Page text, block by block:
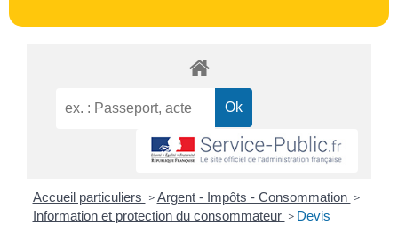
Accueil particuliers > Argent - Impôts - Consommation >
Information et protection du consommateur > Devis